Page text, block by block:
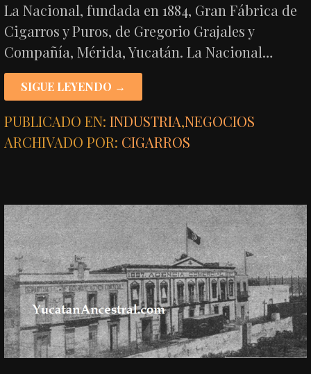
La Nacional, fundada en 1884, Gran Fábrica de
Cigarros y Puros, de Gregorio Grajales y
Compañía, Mérida, Yucatán. La Nacional…
SIGUE LEYENDO →
PUBLICADO EN:INDUSTRIA,NEGOCIOS
ARCHIVADO POR: CIGARROS